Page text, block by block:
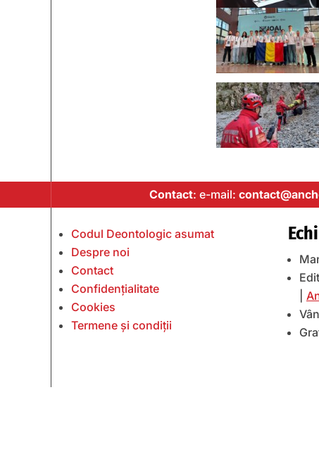
Contact: e-mail:
Codul Deontologic asumat
Despre noi
Contact
Confidențialitate
Cookies
Termene și condiții